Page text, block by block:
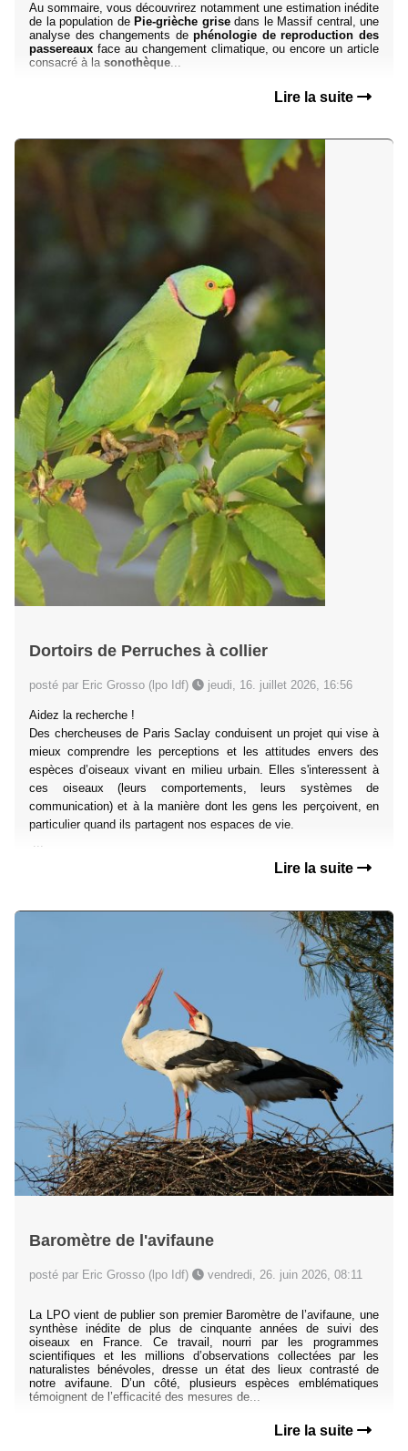
Au sommaire, vous découvrirez notamment une estimation inédite
de la population de Pie-grièche grisedans le Massif central, une
analyse des changements dephénologie de reproduction des
passereaux face au changement climatique, ou encore un article
consacré à la sonothèque...
Lire la suite
Dortoirs de Perruches à collier
posté par Eric Grosso (lpo Idf) jeudi, 16. juillet 2026, 16:56
Aidez la recherche !
Des chercheuses de Paris Saclay conduisent un projet qui vise à
mieux comprendre les perceptions et les attitudes envers des
espèces d’oiseaux vivant en milieu urbain. Elles s'interessent à
ces oiseaux (leurs comportements, leurs systèmes de
communication) et à la manière dont les gens les perçoivent, en
particulier quand ils partagent nos espaces de vie.
...
Lire la suite
Baromètre de l'avifaune
posté par Eric Grosso (lpo Idf) vendredi, 26. juin 2026, 08:11
La LPO vient de publier son premier Baromètre de l’avifaune, une
synthèse inédite de plus de cinquante années de suivi des
oiseaux en France. Ce travail, nourri par les programmes
scientifiques et les millions d’observations collectées par les
naturalistes bénévoles, dresse un état des lieux contrasté de
notre avifaune. D’un côté, plusieurs espèces emblématiques
témoignent de l’efficacité des mesures de...
Lire la suite